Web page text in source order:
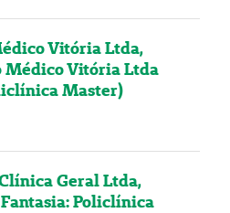
Vitória Ltda,
Médico Vitória Ltda
Master)
Geral Ltda,
Policlínica